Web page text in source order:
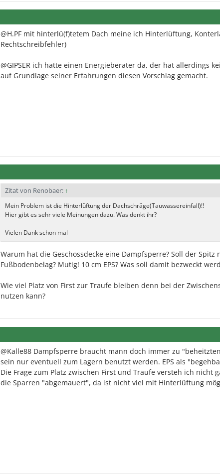
@H.PF mit hinterlü(f)tetem Dach meine ich Hinterlüftung,
Rechtschreibfehler)
@GIPSER ich hatte einen Energieberater da, der hat allerdings
auf Grundlage seiner Erfahrungen diesen Vorschlag gemacht.
Zitat von Renobaer: ↑
Mein Problem ist die Hinterlüftung der Dachschräge(Tauwassereinfall)!!
Hier gibt es sehr viele Meinungen dazu. Was denkt ihr?
Vielen Dank schon mal
Warum hat die Geschossdecke eine Dampfsperre? Soll der Spitz
Fußbodenbelag? Mutig! 10 cm EPS? Was soll damit bezweckt
Wie viel Platz von First zur Traufe bleiben denn bei der
nutzen kann?
@Kalle88 Dampfsperre braucht mann doch immer zu
sein nur eventuell zum Lagern benutzt werden. EPS als
Die Frage zum Platz zwischen First und Traufe versteh ich nicht
die Sparren "abgemauert", da ist nicht viel mit Hinterlüftung